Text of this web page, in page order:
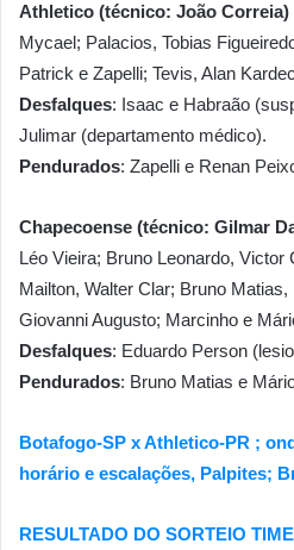
Athletico (técnico: João Correia)
Mycael; Palacios, Tobias
Patrick e Zapelli; Tevis, Alan
Desfalques: Isaac e Habraão
Julimar (departamento médico).
Pendurados: Zapelli e Renan
Chapecoense (técnico: Gilmar
Léo Vieira; Bruno Leonardo, Victor
Mailton, Walter Clar; Bruno
Giovanni Augusto; Marcinho e
Desfalques: Eduardo Person
Pendurados: Bruno Matias e
Botafogo-SP x Athletico-PR ;
horário e escalações, Palpites;
RESULTADO DO SORTEIO